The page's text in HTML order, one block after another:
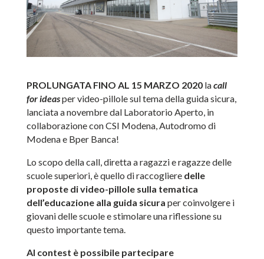
PROLUNGATA FINO AL 15 MARZO 2020lacall
for ideasper video-pillole sul tema della guida sicura,
lanciata a novembre dal Laboratorio Aperto, in
collaborazione con CSI Modena, Autodromo di
Modena e Bper Banca!
Lo scopo della call, diretta a ragazzi e ragazze delle
scuole superiori, è quello di raccogliere delle
proposte di video-pillole sulla tematica
dell’educazione alla guida sicura per coinvolgere i
giovani delle scuole e stimolare una riflessione su
questo importante tema.
Al contest è possibile partecipare